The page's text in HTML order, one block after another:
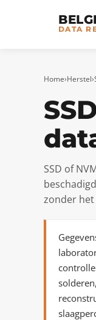
DATA
Home›Herstel›
SSD of
zonder